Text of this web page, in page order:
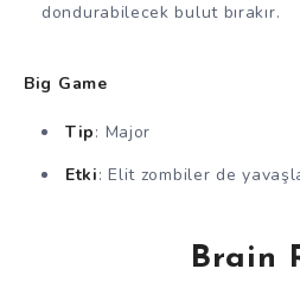
dondurabilecek bulut bırakır.
Big Game
Tip: Major
Etki: Elit zombiler de
Brain